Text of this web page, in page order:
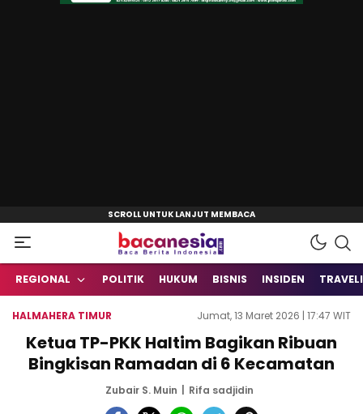
Bacanesia.com
Baca Berita Indonesia
REGIONAL POLITIK HUKUM BISNIS INSIDEN
HALMAHERA TIMUR Jumat, 13 Maret 2026 | 17:47 WIT
Ketua TP-PKK Haltim Bagikan Ribuan
Bingkisan Ramadan di 6 Kecamatan
Zubair S. Muin Rifa sadjidin